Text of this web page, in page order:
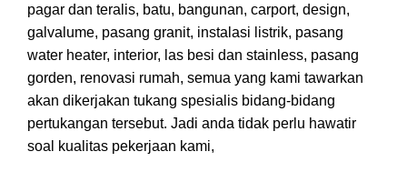
pagar dan teralis, batu, bangunan, carport, design,
galvalume, pasang granit, instalasi listrik, pasang
water heater, interior, las besi dan stainless, pasang
gorden, renovasi rumah, semua yang kami tawarkan
akan dikerjakan tukang spesialis bidang-bidang
pertukangan tersebut. Jadi anda tidak perlu hawatir
soal kualitas pekerjaan kami,